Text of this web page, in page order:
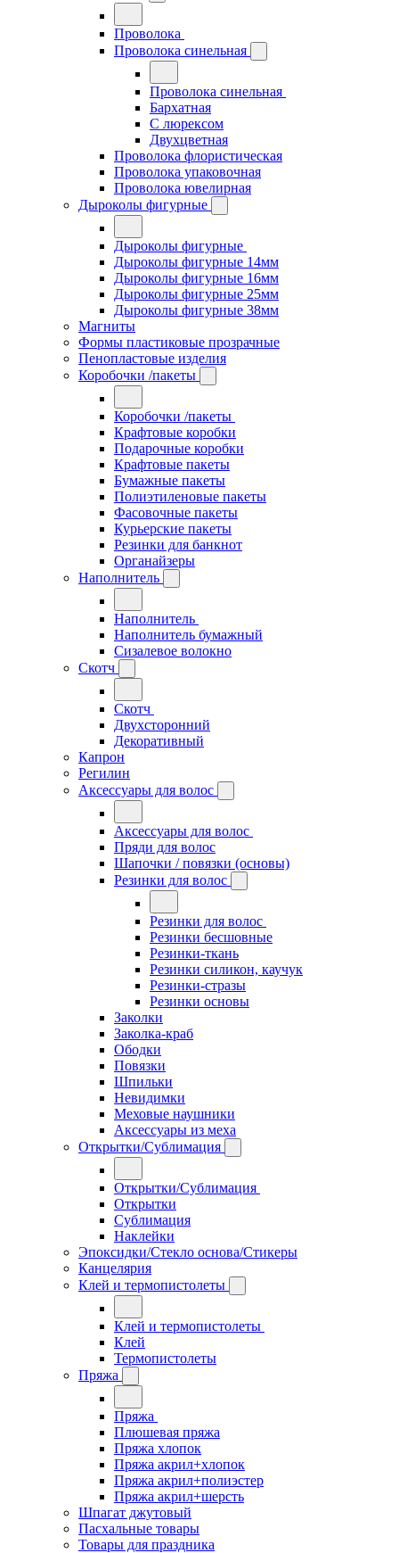
Проволока
Проволока синельная
Проволока синельная
Бархатная
С люрексом
Двухцветная
Проволока флористическая
Проволока упаковочная
Проволока ювелирная
Дыроколы фигурные
Дыроколы фигурные
Дыроколы фигурные 14мм
Дыроколы фигурные 16мм
Дыроколы фигурные 25мм
Дыроколы фигурные 38мм
Магниты
Формы пластиковые прозрачные
Пенопластовые изделия
Коробочки /пакеты
Коробочки /пакеты
Крафтовые коробки
Подарочные коробки
Крафтовые пакеты
Бумажные пакеты
Полиэтиленовые пакеты
Фасовочные пакеты
Курьерские пакеты
Резинки для банкнот
Органайзеры
Наполнитель
Наполнитель
Наполнитель бумажный
Сизалевое волокно
Скотч
Скотч
Двухсторонний
Декоративный
Капрон
Регилин
Аксессуары для волос
Аксессуары для волос
Пряди для волос
Шапочки / повязки (основы)
Резинки для волос
Резинки для волос
Резинки бесшовные
Резинки-ткань
Резинки силикон, каучук
Резинки-стразы
Резинки основы
Заколки
Заколка-краб
Ободки
Повязки
Шпильки
Невидимки
Меховые наушники
Аксессуары из меха
Открытки/Сублимация
Открытки/Сублимация
Открытки
Сублимация
Наклейки
Эпоксидки/Стекло основа/Стикеры
Канцелярия
Клей и термопистолеты
Клей и термопистолеты
Клей
Термопистолеты
Пряжа
Пряжа
Плюшевая пряжа
Пряжа хлопок
Пряжа акрил+хлопок
Пряжа акрил+полиэстер
Пряжа акрил+шерсть
Шпагат джутовый
Пасхальные товары
Товары для праздника